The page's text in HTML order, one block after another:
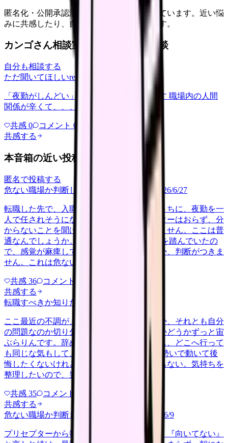
匿名化・公開承認済みの本音だけを表示しています。近い悩
みに共感したり、自分の状況を投稿できます。
カンゴさん相談室から共有された相談
自分も相談する
ただ聞いてほしいrelationships
「夜勤がしんどい」について相談したいです 職場内の人間
関係が辛くて、、、
共感 0 コメント 0
共感する
本音箱の近い投稿
匿名で投稿する
危ない職場か判断してほしい
career-growth 2026/6/27
転職した先で、入職して二ヶ月も経たないうちに、夜勤を一
人で任されそうになっています。プリセプターはおらず、分
からないことを聞ける相手も日によっていません。ここは普
通なんでしょうか。 前の職場はもっと段階を踏んでいたの
で、感覚が麻痺しているのか自分が甘いのか、判断がつきま
せん。これは危ない環境なのか…
共感 36 コメント
共感する
転職すべきか知りたい
ここ最近の不調が、職場の環境のせいなのか、それとも自分
の問題なのか切り分けられず、転職すべきかどうかずっと宙
ぶらりんです。辞めれば楽になる気もするし、どこへ行って
も同じな気もして、決め手がありません。 勢いで動いて後
悔したくないけれど、このまま留まる根拠もない。気持ちを
整理したいので、判断材料の集…
共感 35 コメント
共感する
危ない職場か判断してほしい
2026/6/9
プリセプターから毎日のように『辞めれば』『向いてない』